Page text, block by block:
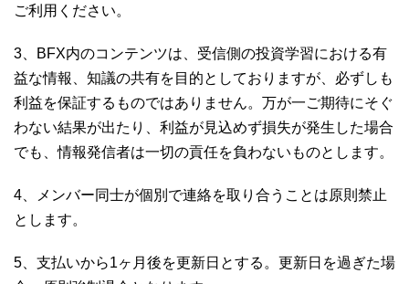
ご利用ください。
3、BFX内のコンテンツは、受信側の投資学習における有
益な情報、知議の共有を目的としておりますが、必ずしも
利益を保証するものではありません。万が一ご期待にそぐ
わない結果が出たり、利益が見込めず損失が発生した場合
でも、情報発信者は一切の貢任を負わないものとします。
4、メンバー同士が個別で連絡を取り合うことは原則禁止
とします。
5、支払いから1ヶ月後を更新日とする。更新日を過ぎた場